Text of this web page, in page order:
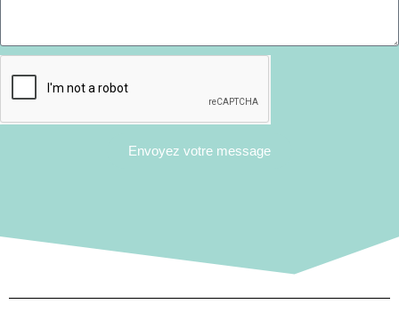
Envoyez votre message